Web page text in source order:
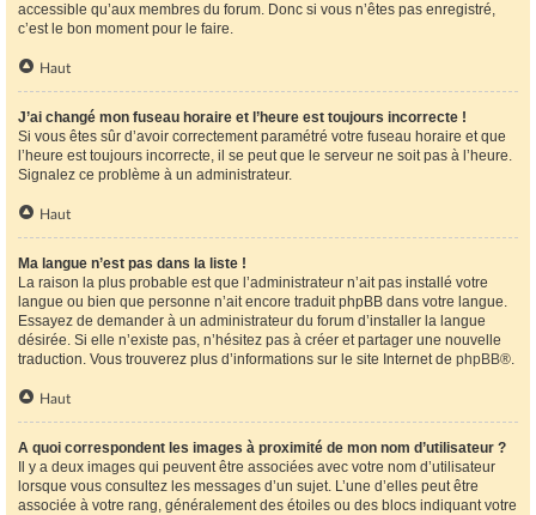
accessible qu’aux membres du forum. Donc si vous n’êtes pas enregistré,
c’est le bon moment pour le faire.
Haut
J’ai changé mon fuseau horaire et l’heure est toujours incorrecte !
Si vous êtes sûr d’avoir correctement paramétré votre fuseau horaire et que
l’heure est toujours incorrecte, il se peut que le serveur ne soit pas à l’heure.
Signalez ce problème à un administrateur.
Haut
Ma langue n’est pas dans la liste !
La raison la plus probable est que l’administrateur n’ait pas installé votre
langue ou bien que personne n’ait encore traduit phpBB dans votre langue.
Essayez de demander à un administrateur du forum d’installer la langue
désirée. Si elle n’existe pas, n’hésitez pas à créer et partager une nouvelle
traduction. Vous trouverez plus d’informations sur le site Internet de phpBB®.
Haut
A quoi correspondent les images à proximité de mon nom d’utilisateur ?
Il y a deux images qui peuvent être associées avec votre nom d’utilisateur
lorsque vous consultez les messages d’un sujet. L’une d’elles peut être
associée à votre rang, généralement des étoiles ou des blocs indiquant votre